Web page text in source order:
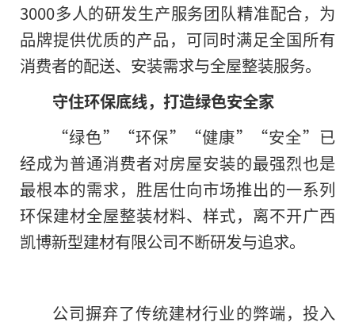
3000多人的研发生产服务团队精准配合，为
品牌提供优质的产品，可同时满足全国所有
消费者的配送、安装需求与全屋整装服务。
守住环保底线，打造绿色安全家
“绿色”“环保”“健康”“安全”已
经成为普通消费者对房屋安装的最强烈也是
最根本的需求，胜居仕向市场推出的一系列
环保建材全屋整装材料、样式，离不开广西
凯博新型建材有限公司不断研发与追求。
公司摒弃了传统建材行业的弊端，投入